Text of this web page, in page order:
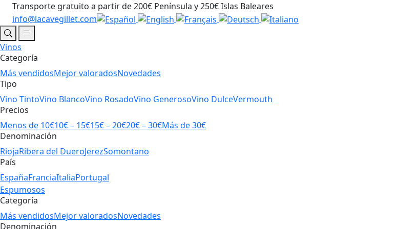
Transporte gratuito a partir de 200€ Península y 250€ Islas Baleares
info@lacavegillet.com
Vinos
Categoría
Más vendidosMejor valoradosNovedades
Tipo
Vino TintoVino BlancoVino RosadoVino GenerosoVino DulceVermouth
Precios
Menos de 10€10€ – 15€15€ – 20€20€ – 30€Más de 30€
Denominación
RiojaRibera del DueroJerezSomontano
País
EspañaFranciaItaliaPortugal
Espumosos
Categoría
Más vendidosMejor valoradosNovedades
Denominación